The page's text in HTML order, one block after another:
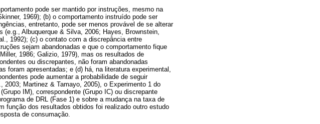
pode ser mantido por instruções, mesmo na
1969); (b) o comportamento instruído pode ser
entretanto, pode ser menos provável de se alterar
(e.g., Albuquerque & Silva, 2006; Hayes, Brownstein,
1992); (c) o contato com a discrepância entre
sejam abandonadas e que o comportamento fique
1986; Galizio, 1979), mas os resultados de
ou discrepantes, não foram abandonadas
foram apresentadas; e (d) há, na literatura experimental,
pode aumentar a probabilidade de seguir
2003; Martinez & Tamayo, 2005), o Experimento 1 do
IM), correspondente (Grupo IC) ou discrepante
de DRL (Fase 1) e sobre a mudança na taxa de
função dos resultados obtidos foi realizado outro estudo
de consumação.